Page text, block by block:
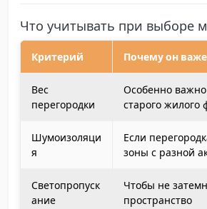
Что учитывать при выборе
Критерий Почему он
Вес
перегородки
Особенно
старого жилого
Шумоизоляци
я
Если
зоны с разной
Светопропуск
ание
Чтобы не
пространство